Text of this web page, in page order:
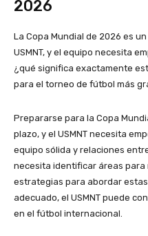
2026
La Copa Mundial de 2026 es
USMNT, y el equipo necesita
¿qué significa exactamente
para el torneo de fútbol más
Prepararse para la Copa
plazo, y el USMNT necesita
equipo sólida y relaciones
necesita identificar áreas para
estrategias para abordar
adecuado, el USMNT puede
en el fútbol internacional.